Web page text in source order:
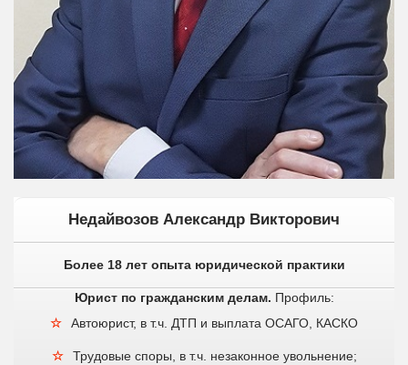
Недайвозов Александр Викторович
Более 18 лет опыта юридической практики
Юрист по гражданским делам. Профиль:
Автоюрист, в т.ч. ДТП и выплата ОСАГО, КАСКО
Трудовые споры, в т.ч. незаконное увольнение;